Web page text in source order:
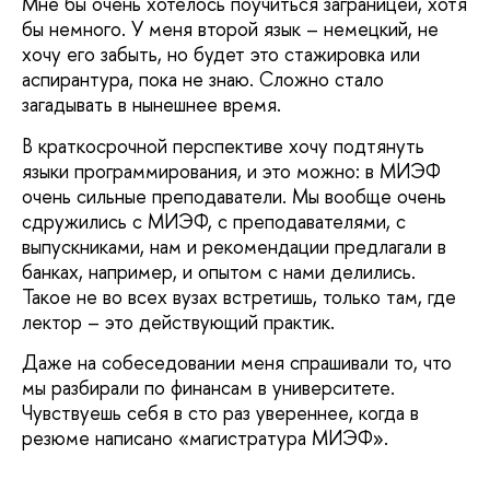
бы немного. У меня второй язык – немецкий, не
хочу его забыть, но будет это стажировка или
аспирантура, пока не знаю. Сложно стало
загадывать в нынешнее время.
В краткосрочной перспективе хочу подтянуть
языки программирования, и это можно: в МИЭФ
очень сильные преподаватели. Мы вообще очень
сдружились с МИЭФ, с преподавателями, с
выпускниками, нам и рекомендации предлагали в
банках, например, и опытом с нами делились.
Такое не во всех вузах встретишь, только там, где
лектор – это действующий практик.
Даже на собеседовании меня спрашивали то, что
мы разбирали по финансам в университете.
Чувствуешь себя в сто раз увереннее, когда в
резюме написано «магистратура МИЭФ».